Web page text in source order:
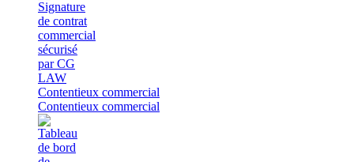
Contentieux commercial
Contentieux commercial